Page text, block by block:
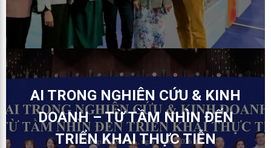
AI TRONG NGHIÊN CỨU & KINH
DOANH – TỪ TẦM NHÌN ĐẾN
TRIỂN KHAI THỰC TIỄN